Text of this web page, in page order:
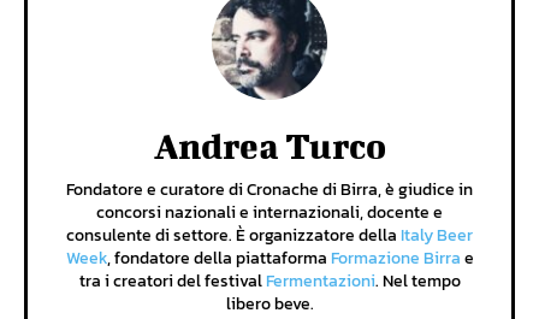
Andrea Turco
Fondatore e curatore di Cronache di Birra, è giudice in
concorsi nazionali e internazionali, docente e
consulente di settore. È organizzatore della Italy Beer
Week, fondatore della piattaforma Formazione Birrae
tra i creatori del festivalFermentazioni. Nel tempo
libero beve.